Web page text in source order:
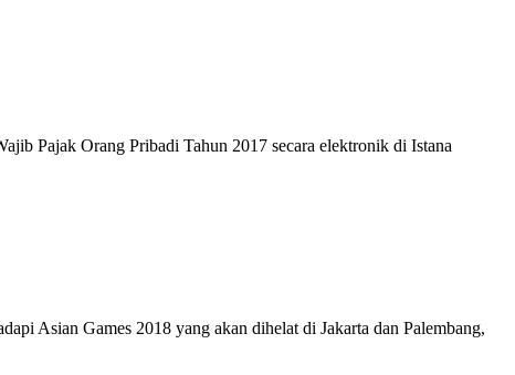
Pajak Orang Pribadi Tahun 2017 secara elektronik di Istana
Asian Games 2018 yang akan dihelat di Jakarta dan Palembang,